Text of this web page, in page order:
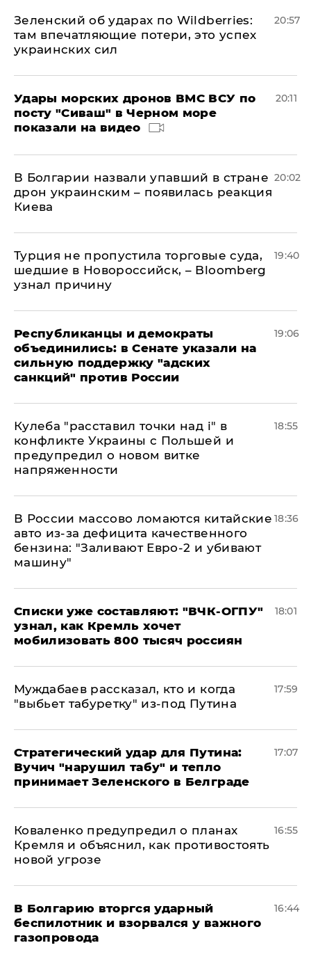
Зеленский об ударах по Wildberries:
там впечатляющие потери, это успех
украинских сил
20:57
Удары морских дронов ВМС ВСУ по
посту "Сиваш" в Черном море
показали на видео
20:11
В Болгарии назвали упавший в стране
дрон украинским – появилась реакция
Киева
20:02
Турция не пропустила торговые суда,
шедшие в Новороссийск, – Bloomberg
узнал причину
19:40
Республиканцы и демократы
объединились: в Сенате указали на
сильную поддержку "адских
санкций" против России
19:06
Кулеба "расставил точки над і" в
конфликте Украины с Польшей и
предупредил о новом витке
напряженности
18:55
В России массово ломаются китайские
авто из-за дефицита качественного
бензина: "Заливают Евро-2 и убивают
машину"
18:36
Списки уже составляют: "ВЧК-ОГПУ"
узнал, как Кремль хочет
мобилизовать 800 тысяч россиян
18:01
Муждабаев рассказал, кто и когда
"выбьет табуретку" из-под Путина
17:59
Стратегический удар для Путина:
Вучич "нарушил табу" и тепло
принимает Зеленского в Белграде
17:07
Коваленко предупредил о планах
Кремля и объяснил, как противостоять
новой угрозе
16:55
В Болгарию вторгся ударный
беспилотник и взорвался у важного
газопровода
16:44